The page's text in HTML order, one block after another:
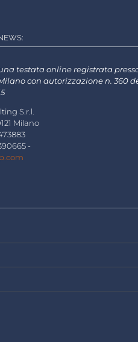
testata online registrata
con autorizzazione n. 360
S.r.l.
Milano
-